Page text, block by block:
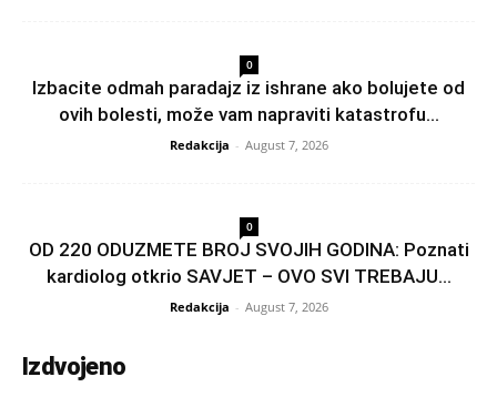
0
Izbacite odmah paradajz iz ishrane ako bolujete od
ovih bolesti, može vam napraviti katastrofu...
Redakcija - August 7, 2026
0
OD 220 ODUZMETE BROJ SVOJIH GODINA: Poznati
kardiolog otkrio SAVJET – OVO SVI TREBAJU...
Redakcija - August 7, 2026
Izdvojeno